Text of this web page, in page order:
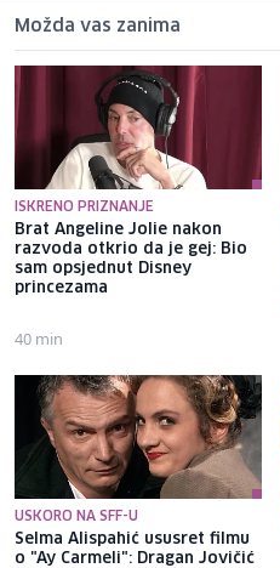
Možda vas zanima
ISKRENO PRIZNANJE
Brat Angeline Jolie nakon
razvoda otkrio da je gej: Bio
sam opsjednut Disney
princezama
40 min
USKORO NA SFF-U
Selma Alispahić ususret filmu
o "Ay Carmeli": Dragan Jovičić